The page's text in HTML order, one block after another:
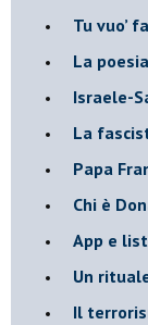
Tu vuo’
La
Israele-
​La
Papa
​Chi è
App e
​Un
Il